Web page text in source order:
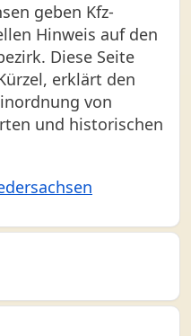
geben Kfz-
Hinweis auf den
Diese Seite
erklärt den
von
und historischen